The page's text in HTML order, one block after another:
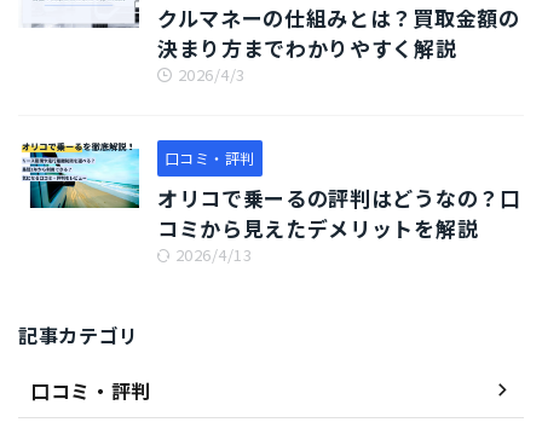
クルマネーの仕組みとは？買取金額の
決まり方までわかりやすく解説
2026/4/3
口コミ・評判
オリコで乗ーるの評判はどうなの？口
コミから見えたデメリットを解説
2026/4/13
記事カテゴリ
口コミ・評判